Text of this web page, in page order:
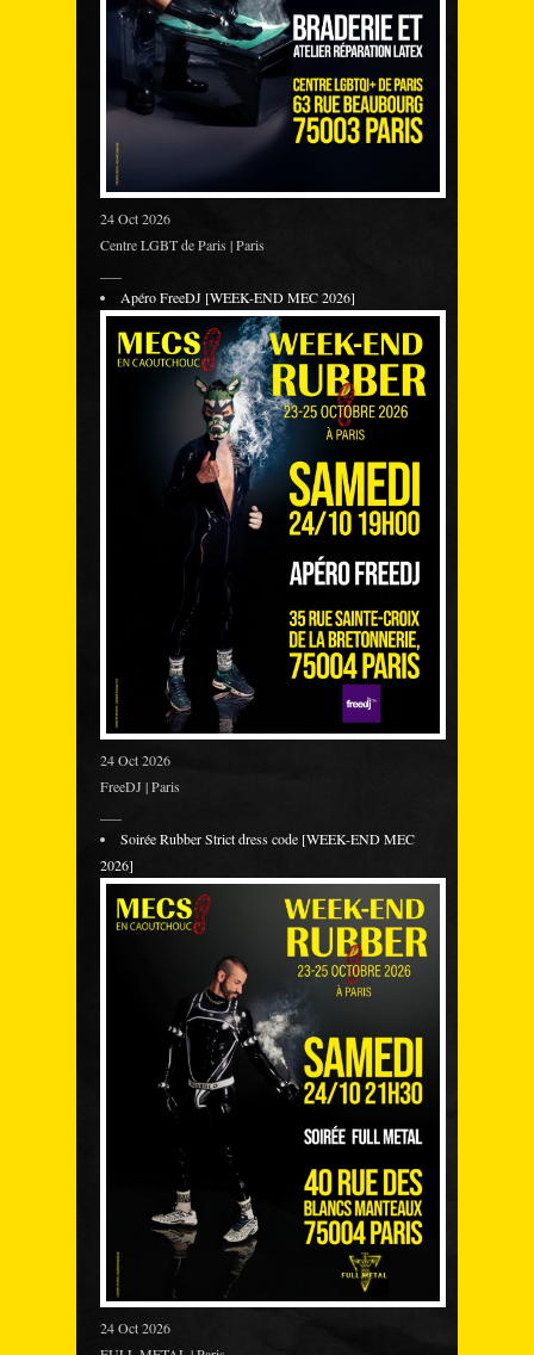
24 Oct 2026
Centre LGBT de Paris | Paris
Apéro FreeDJ [WEEK-END MEC 2026]
24 Oct 2026
FreeDJ | Paris
Soirée Rubber Strict dress code [WEEK-END MEC
2026]
24 Oct 2026